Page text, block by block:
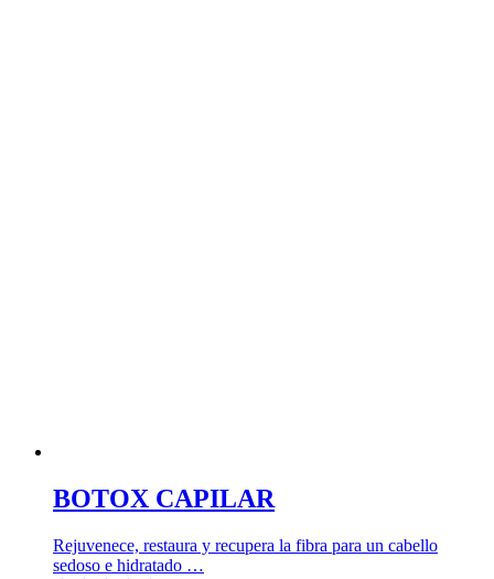
BOTOX CAPILAR
Rejuvenece, restaura y recupera la fibra para un cabello
sedoso e hidratado …